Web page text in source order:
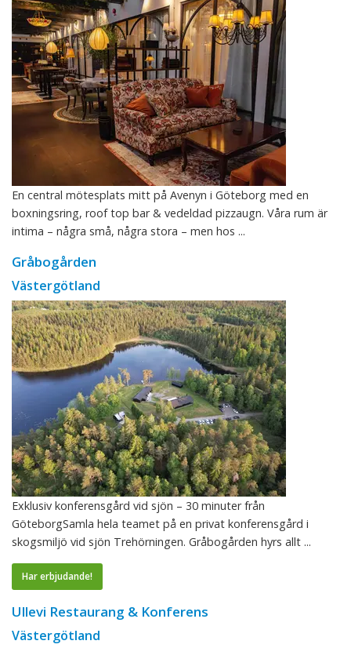
En central mötesplats mitt på Avenyn i Göteborg med en
boxningsring, roof top bar & vedeldad pizzaugn. Våra rum är
intima – några små, några stora – men hos ...
Gråbogården
Västergötland
Exklusiv konferensgård vid sjön – 30 minuter från
GöteborgSamla hela teamet på en privat konferensgård i
skogsmiljö vid sjön Trehörningen. Gråbogården hyrs allt ...
Har erbjudande!
Ullevi Restaurang & Konferens
Västergötland